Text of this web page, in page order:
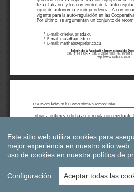
Este sitio web utiliza cookies para
mejor experiencia en nuestro sitio web.
uso de cookies en nuestra política de
Configuración Aceptar todas las